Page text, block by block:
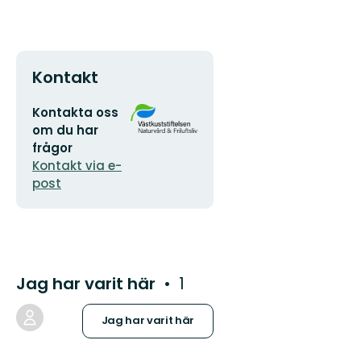
Kontakt
E-
postadress
Kontakta oss
om du har
frågor
Kontakt via e-
post
Organisationens
logotyp
Jag har varit här 1
Jag har varit här